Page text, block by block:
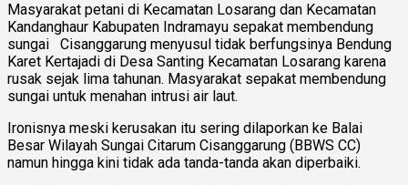
Masyarakat petani di Kecamatan Losarang dan Kecamatan
Kandanghaur Kabupaten Indramayu sepakat membendung
sungai Cisanggarung menyusul tidak berfungsinya Bendung
Karet Kertajadi di Desa Santing Kecamatan Losarang karena
rusak sejak lima tahunan. Masyarakat sepakat membendung
sungai untuk menahan intrusi air laut.
Ironisnya meski kerusakan itu sering dilaporkan ke Balai
Besar Wilayah Sungai Citarum Cisanggarung (BBWS CC)
namun hingga kini tidak ada tanda-tanda akan diperbaiki.